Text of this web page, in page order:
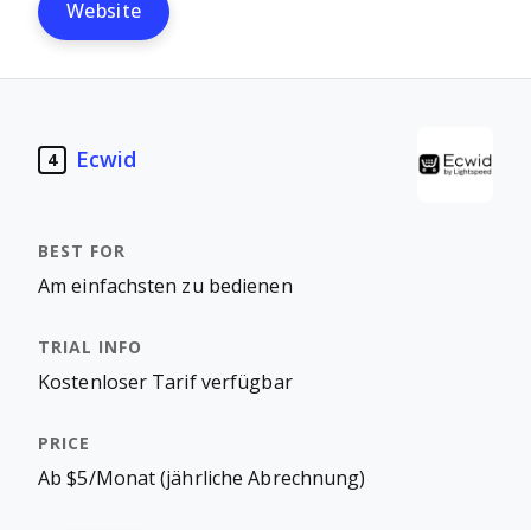
Website
4 Ecwid
Am einfachsten zu bedienen
Kostenloser Tarif verfügbar
Ab $5/Monat (jährliche Abrechnung)